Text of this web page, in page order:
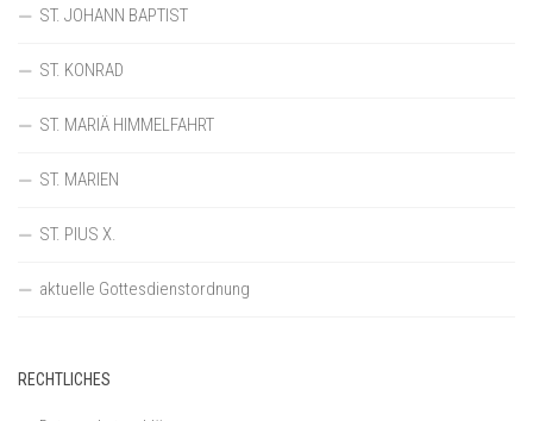
ST. JOHANN BAPTIST
ST. KONRAD
ST. MARIÄ HIMMELFAHRT
ST. MARIEN
ST. PIUS X.
aktuelle Gottesdienstordnung
RECHTLICHES